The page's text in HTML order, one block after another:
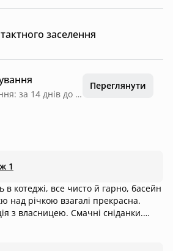
заселення
Повне повернення: за 14 днів до дати заїзду
Переглянути
1
в котеджі, все чисто й гарно, басейн
над річкою взагалі прекрасна.
з власницею. Смачні сніданки.
вечерю на зручний час, є меню та